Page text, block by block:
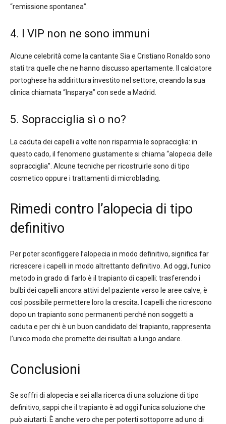
“remissione spontanea”.
4. I VIP non ne sono immuni
Alcune celebrità come la cantante Sia e Cristiano Ronaldo sono
stati tra quelle che ne hanno discusso apertamente. Il calciatore
portoghese ha addirittura investito nel settore, creando la sua
clinica chiamata “Insparya” con sede a Madrid.
5. Sopracciglia sì o no?
La caduta dei capelli a volte non risparmia le sopracciglia: in
questo cado, il fenomeno giustamente si chiama “alopecia delle
sopracciglia”. Alcune tecniche per ricostruirle sono di tipo
cosmetico oppure i trattamenti di microblading.
Rimedi contro l’alopecia di tipo
definitivo
Per poter sconfiggere l’alopecia in modo definitivo, significa far
ricrescere i capelli in modo altrettanto definitivo. Ad oggi, l’unico
metodo in grado di farlo è il trapianto di capelli: trasferendo i
bulbi dei capelli ancora attivi del paziente verso le aree calve, è
così possibile permettere loro la crescita. I capelli che ricrescono
dopo un trapianto sono permanenti perché non soggetti a
caduta e per chi è un buon candidato del trapianto, rappresenta
l’unico modo che promette dei risultati a lungo andare.
Conclusioni
Se soffri di alopecia e sei alla ricerca di una soluzione di tipo
definitivo, sappi che il trapianto è ad oggi l’unica soluzione che
può aiutarti. È anche vero che per poterti sottoporre ad uno di